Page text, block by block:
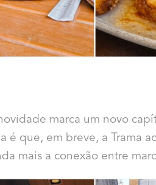
marca um novo
é que, em breve, a Trama
mais a conexão entre